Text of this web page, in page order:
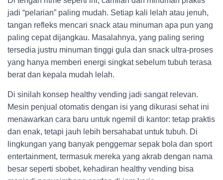
jadi “pelarian” paling mudah. Setiap kali lelah atau jenuh,
tangan refleks mencari snack atau minuman apa pun yang
paling cepat dijangkau. Masalahnya, yang paling sering
tersedia justru minuman tinggi gula dan snack ultra-proses
yang hanya memberi energi singkat sebelum tubuh terasa
berat dan kepala mudah lelah.
Di sinilah konsep healthy vending jadi sangat relevan.
Mesin penjual otomatis dengan isi yang dikurasi sehat ini
menawarkan cara baru untuk ngemil di kantor: tetap praktis
dan enak, tetapi jauh lebih bersahabat untuk tubuh. Di
lingkungan yang banyak penggemar sepak bola dan sport
entertainment, termasuk mereka yang akrab dengan nama
besar seperti sbobet, kehadiran healthy vending bisa